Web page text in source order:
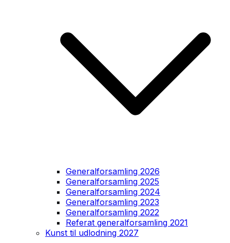
Generalforsamling 2026
Generalforsamling 2025
Generalforsamling 2024
Generalforsamling 2023
Generalforsamling 2022
Referat generalforsamling 2021
Kunst til udlodning 2027